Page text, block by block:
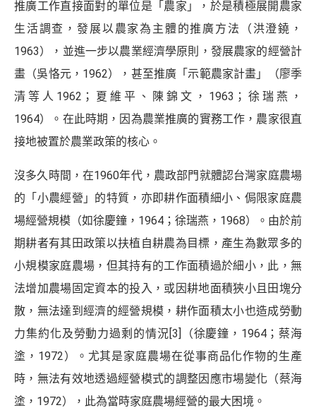
推廣工作直接面對的單位是「農家」，於是積極展開農家
生活調查，發展以農家為主體的推廣方法（洪澄鐃，
1963），並進一步以農業經濟學原則，發展農家的經營計
畫（吳恪元，1962），甚至推廣「示範農家計畫」（廖季
清等人1962；夏維平、陳錦文，1963；徐瑞燕，
1964）。在此時期，因為農業推廣的實務工作，農家很直
接地被置於農業政策的核心。
沒多久時間，在1960年代，農政部門就體認台灣家庭農場
的「小農經營」的特質，亦即耕作面積細小、侷限家庭農
場經營規模（如徐慶鐘，1964；徐瑞燕，1968）。由於前
期耕者有其田政策以扶植自耕農為目標，產生為數眾多的
小規模家庭農場，但其持有的工作面積過於細小，此，無
法增加農場固定資本的投入，或因耕地面積狹小且田塊分
散，無法達到經濟的經營規模，耕作面積太小也造成勞動
力集約化及勞動力過剩的情況[3] （徐慶鐘，1964；蔡海
塗，1972）。尤其是家庭農場在從事商品化作物的生產
時，無法有效地透過經營模式的調整因應市場變化（蔡海
塗，1972），此為當時家庭農場經營的最大困境。